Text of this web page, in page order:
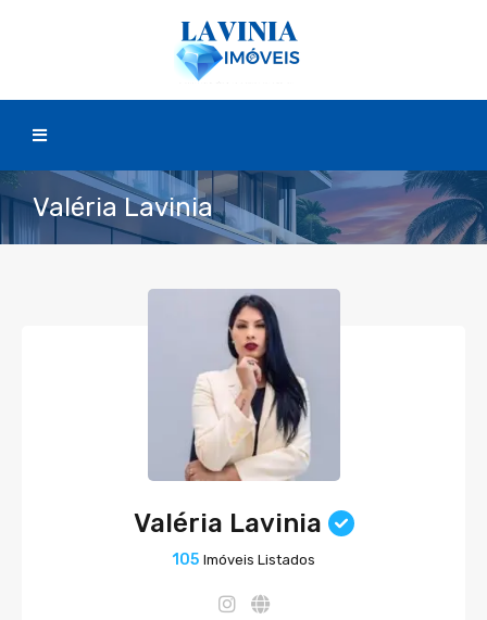
Valéria Lavinia
Valéria Lavinia
105 Imóveis Listados